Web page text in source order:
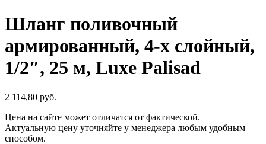
Шланг поливочный
армированный, 4-х слойный,
1/2″, 25 м, Luxe Palisad
2 114,80 руб.
Цена на сайте может отличатся от фактической.
Актуальную цену уточняйте у менеджера любым удобным
способом.